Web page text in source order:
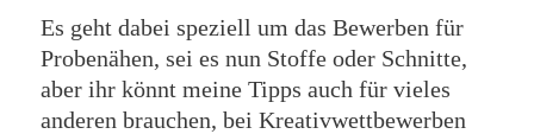
Es geht dabei speziell um das Bewerben für
Probenähen, sei es nun Stoffe oder Schnitte,
aber ihr könnt meine Tipps auch für vieles
anderen brauchen, bei Kreativwettbewerben